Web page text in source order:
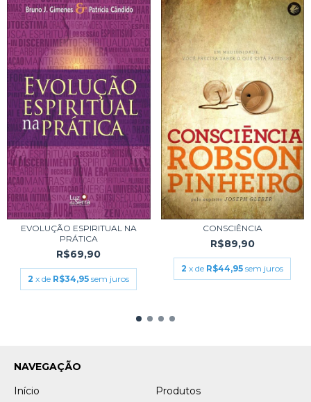
EVOLUÇÃO ESPIRITUAL NA
PRÁTICA
R$69,90
2 x de R$34,95 sem juros
CONSCIÊNCIA
R$89,90
2 x de R$44,95 sem juros
NAVEGAÇÃO
Início
Produtos